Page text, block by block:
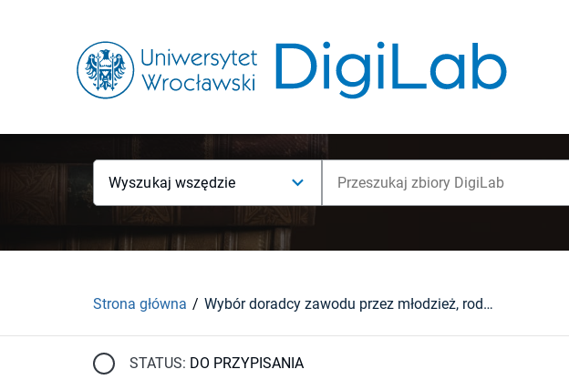
Wyszukaj wszędzie
Strona główna Wybór doradcy zawodu przez młodzież, rodziców i nauczycieli
STATUS: DO PRZYPISANIA